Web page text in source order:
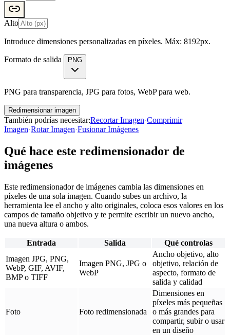
Alto
Introduce dimensiones personalizadas en píxeles. Máx: 8192px.
Formato de salida PNG
PNG para transparencia, JPG para fotos, WebP para web.
Redimensionar imagen
También podrías necesitar:Recortar Imagen·Comprimir
Imagen·Rotar Imagen·Fusionar Imágenes
Qué hace este redimensionador de
imágenes
Este redimensionador de imágenes cambia las dimensiones en
píxeles de una sola imagen. Cuando subes un archivo, la
herramienta lee el ancho y alto originales, coloca esos valores en los
campos de tamaño objetivo y te permite escribir un nuevo ancho,
una nueva altura o ambos.
Entrada Salida
Qué controlas
Imagen JPG, PNG,
WebP, GIF, AVIF,
BMP o TIFF
Imagen PNG, JPG o
WebP
Ancho objetivo, alto
objetivo, relación de
aspecto, formato de
salida y calidad
Foto Foto redimensionada
Dimensiones en
píxeles más pequeñas
o más grandes para
compartir, subir o usar
en un diseño